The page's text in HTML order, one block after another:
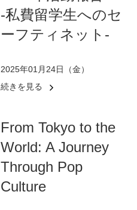
-私費留学生へのセ
ーフティネット-
2025年01月24日（金）
続きを見る
From Tokyo to the
World: A Journey
Through Pop
Culture